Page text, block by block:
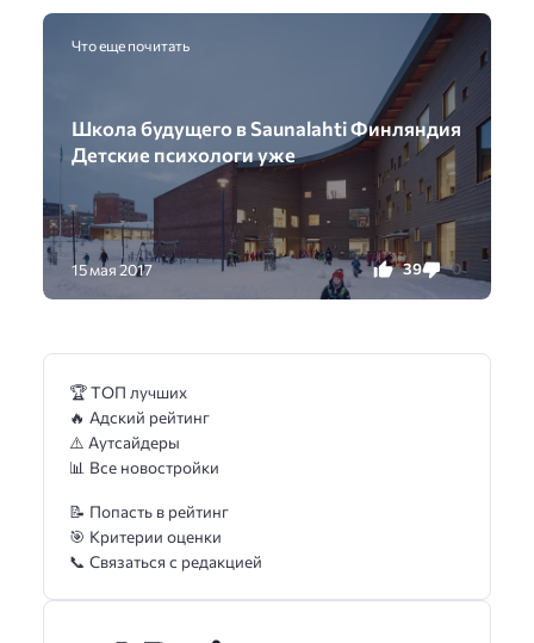
Что еще почитать
Школа будущего в Saunalahti Финляндия
Детские психологи уже
15 мая 2017 39 0
🏆 ТОП лучших
🔥 Адский рейтинг
⚠️ Аутсайдеры
📊 Все новостройки
📝 Попасть в рейтинг
🎯 Критерии оценки
📞 Связаться с редакцией